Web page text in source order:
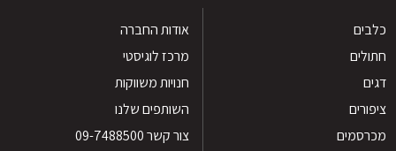
אודות החברה
מרכז לוגיסטי
חנויות משווקות
השותפים שלנו
צור קשר 09-7488500